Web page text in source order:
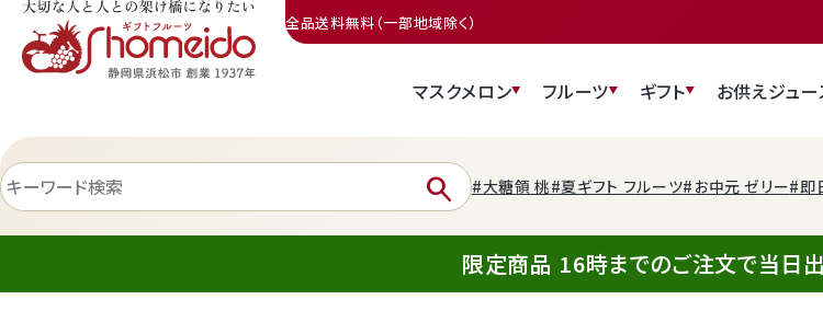
全品送料無料（一部地域除く）
マスクメロン フルーツ ギフト お供えジュー
search #大糖領 桃#夏ギフト フルーツ#お中元 ゼリー#即
三ヶ日みかん
限定商品 16時までのご注文で当日